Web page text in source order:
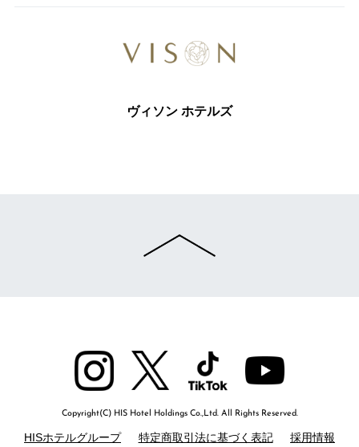
ヴィソン ホテルズ
Copyright(C) HIS Hotel Holdings Co.,Ltd. All Rights Reserved.
HISホテルグループ 特定商取引法に基づく表記 採用情報